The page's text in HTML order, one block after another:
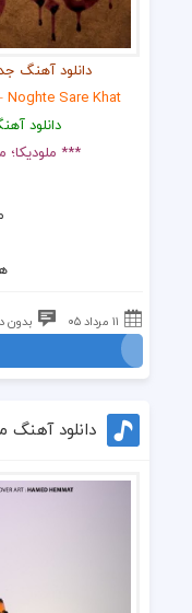
دانلود آهنگ
Noghte Sare Khat
دانلود
***
۱۱ مرداد ۰۵ بدون